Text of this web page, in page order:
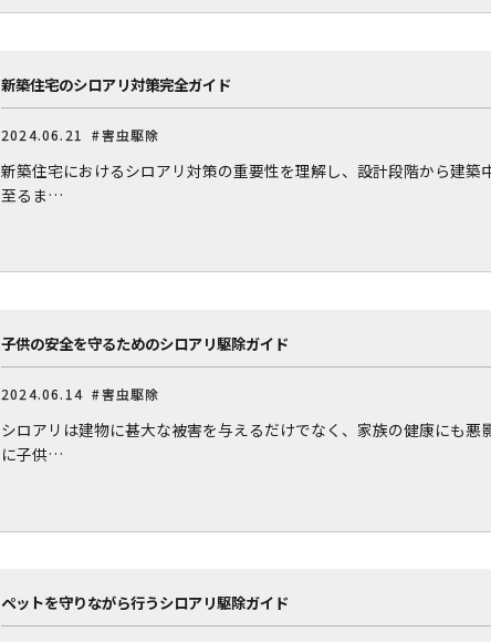
新築住宅のシロアリ対策完全ガイド
2024.06.21 #害虫駆除
新築住宅におけるシロアリ対策の重要性を理解し、設計段階から建築
至るま…
子供の安全を守るためのシロアリ駆除ガイド
2024.06.14 #害虫駆除
シロアリは建物に甚大な被害を与えるだけでなく、家族の健康にも悪
に子供…
ペットを守りながら行うシロアリ駆除ガイド